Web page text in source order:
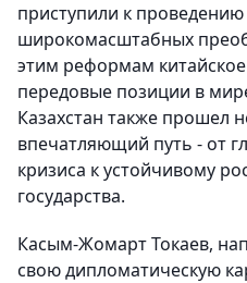
приступили к
широкомасштабных
этим реформам
передовые позиции в
Казахстан также прошел
впечатляющий путь - от
кризиса к устойчивому
государства.
Касым-Жомарт Токаев,
свою дипломатическую